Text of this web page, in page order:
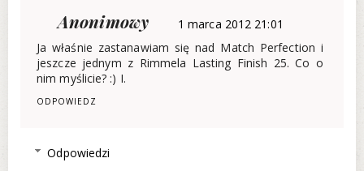
Anonimowy
1 marca 2012 21:01
Ja właśnie zastanawiam się nad Match Perfection i
jeszcze jednym z Rimmela Lasting Finish 25. Co o
nim myślicie? :) I.
ODPOWIEDZ
Odpowiedzi